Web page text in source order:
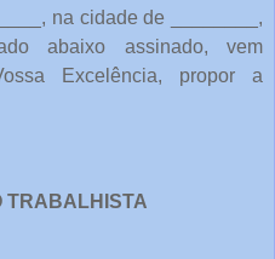
na cidade de ________,
abaixo assinado, vem
Excelência, propor a
TRABALHISTA